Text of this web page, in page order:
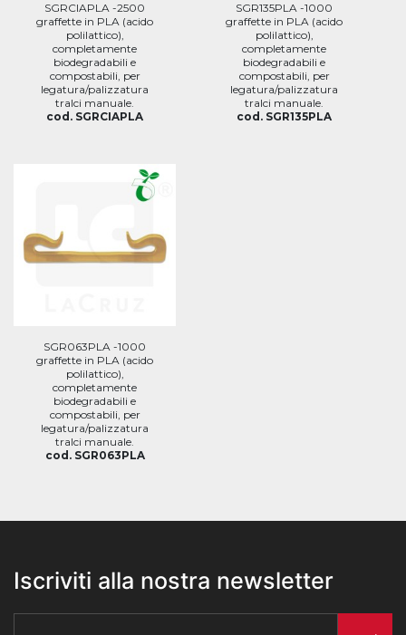
SGRCIAPLA -2500
graffette in PLA (acido
polilattico),
completamente
biodegradabili e
compostabili, per
legatura/palizzatura
tralci manuale.
cod. SGRCIAPLA
SGR135PLA -1000
graffette in PLA (acido
polilattico),
completamente
biodegradabili e
compostabili, per
legatura/palizzatura
tralci manuale.
cod. SGR135PLA
SGR063PLA -1000
graffette in PLA (acido
polilattico),
completamente
biodegradabili e
compostabili, per
legatura/palizzatura
tralci manuale.
cod. SGR063PLA
Iscriviti alla nostra newsletter